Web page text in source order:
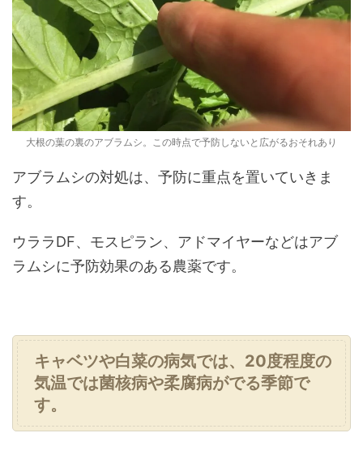
大根の葉の裏のアブラムシ。この時点で予防しないと広がるおそれあり
アブラムシの対処は、予防に重点を置いていきま
す。
ウララDF、モスピラン、アドマイヤーなどはアブ
ラムシに予防効果のある農薬です。
キャベツや白菜の病気では、20度程度の
気温では菌核病や柔腐病がでる季節で
す。